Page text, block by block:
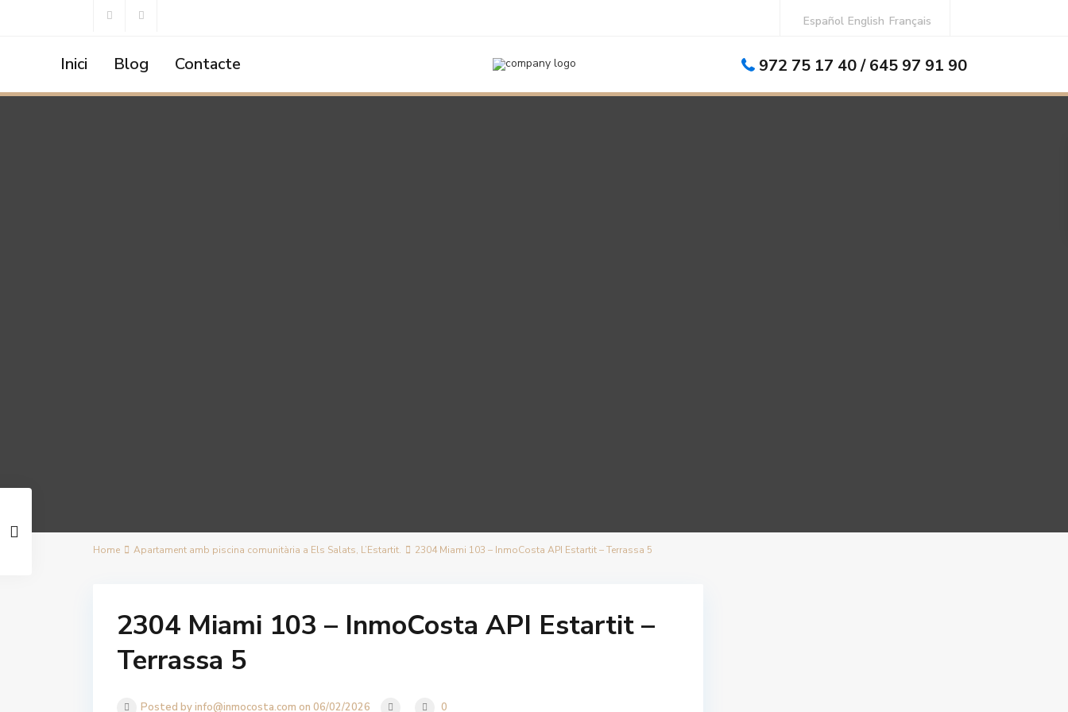
Español English Français
Inici Blog Contacte 972 75 17 40 / 645 97 91 90
Home Apartament amb piscina comunitària a Els Salats, L’Estartit. 2304 Miami 103 – InmoCosta API Estartit – Terrassa 5
2304 Miami 103 – InmoCosta API Estartit –
Terrassa 5
Posted by info@inmocosta.com on 06/02/2026 0